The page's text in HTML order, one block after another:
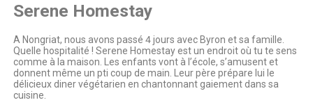
Serene Homestay
A Nongriat, nous avons passé 4 jours avec Byron et sa famille.
Quelle hospitalité ! Serene Homestay est un endroit où tu te sens
comme à la maison. Les enfants vont à l’école, s’amusent et
donnent même un pti coup de main. Leur père prépare lui le
délicieux diner végétarien en chantonnant gaiement dans sa
cuisine.